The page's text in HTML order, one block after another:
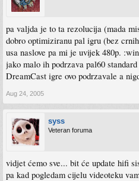
pa valjda je to ta rezolucija (mada
dobro optimiziranu pal igru (bez
usa naslove pa mi je uvijek 480p.
jako malo ih podrzava pal60
DreamCast igre ovo podrzavale a
Aug 24, 2005
syss
Veteran foruma
vidjet ćemo sve... bit će update hifi
pa kad pogledam cijelu videoteku